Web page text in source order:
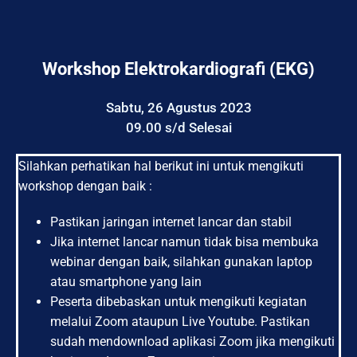
Workshop Elektrokardiografi (eKG)
Sabtu, 26 Agustus 2023
09.00 s/d Selesai
Silahkan perhatikan hal berikut ini untuk mengikuti
workshop dengan baik :
Pastikan jaringan internet lancar dan stabil
Jika internet lancar namun tidak bisa membuka
webinar dengan baik, silahkan gunakan laptop
atau smartphone yang lain
Peserta dibebaskan untuk mengikuti kegiatan
melalui Zoom ataupun Live Youtube. Pastikan
sudah mendownload aplikasi Zoom jika mengikuti